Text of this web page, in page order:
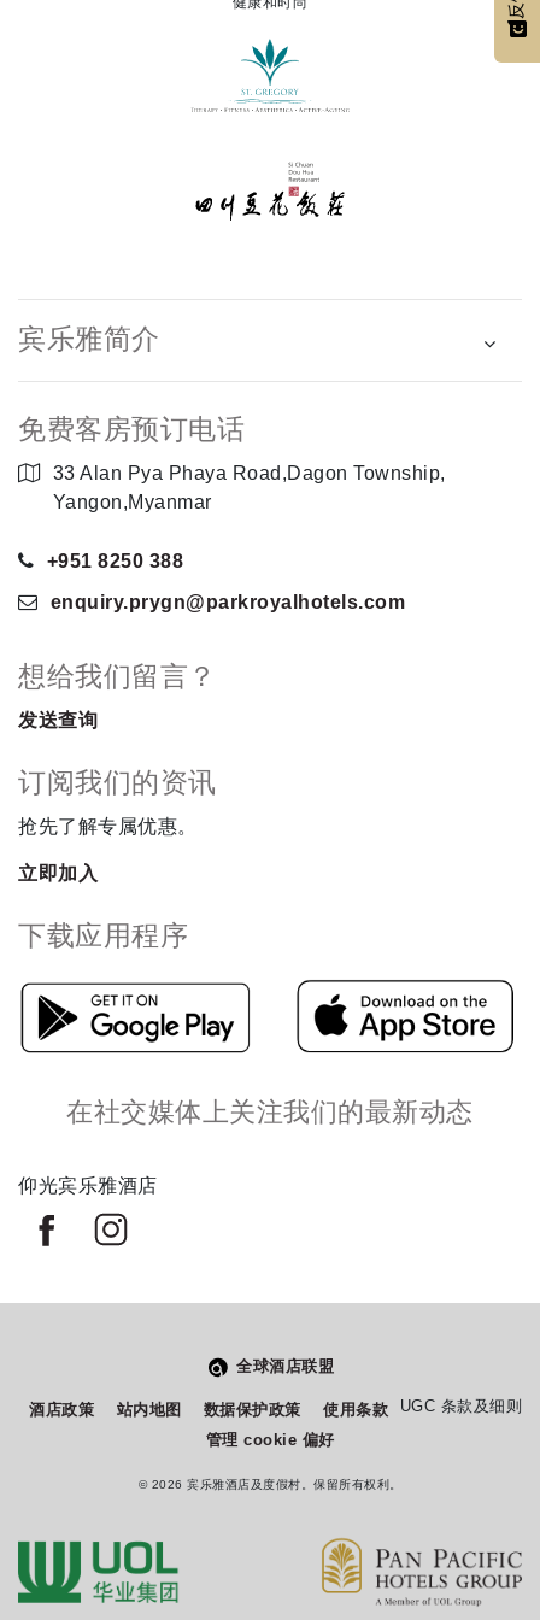
宾乐雅简介
免费客房预订电话
33 Alan Pya Phaya Road,Dagon Township,
Yangon,Myanmar
+951 8250 388
enquiry.prygn@parkroyalhotels.com
想给我们留言？
发送查询
订阅我们的资讯
抢先了解专属优惠。
立即加入
下载应用程序
在社交媒体上关注我们的最新动态
仰光宾乐雅酒店
全球酒店联盟
酒店政策 站内地图 数据保护政策 使用条款
UGC 条款及细则
管理 cookie 偏好
© 2026 宾乐雅酒店及度假村。保留所有权利。
您如何评价在本网站的体验?
从
一
个
很满意